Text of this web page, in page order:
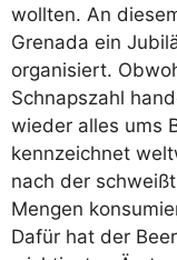
wollten. An
Grenada ein
organisiert.
Schnapszahl
wieder alles ums
kennzeichnet
nach der
Mengen
Dafür hat der